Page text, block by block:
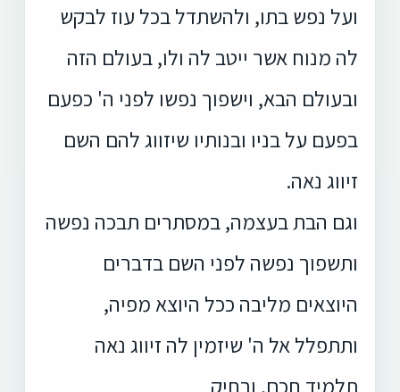
ועל נפש בתו, ולהשתדל בכל עוז לבקש
לה מנוח אשר ייטב לה ולו, בעולם הזה
ובעולם הבא, וישפוך נפשו לפני ה' כפעם
בפעם על בניו ובנותיו שיזווג להם השם
זיווג נאה.
וגם הבת בעצמה, במסתרים תבכה נפשה
ותשפוך נפשה לפני השם בדברים
היוצאים מליבה ככל היוצא מפיה,
ותתפלל אל ה' שיזמין לה זיווג נאה
תלמיד חכם, ובחיק